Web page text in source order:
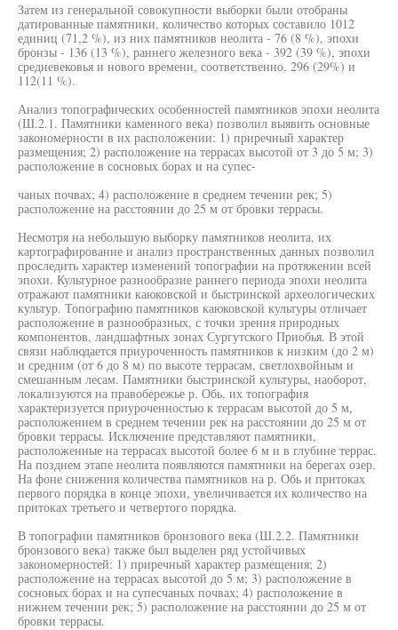
Затем из генеральной совокупности выборки были отобраны
датированные памятники, количество которых составило 1012
единиц (71,2 %), из них памятников неолита - 76 (8 %), эпохи
бронзы - 136 (13 %), раннего железного века - 392 (39 %), эпохи
средневековья и нового времени, соответственно, 296 (29%) и
112(11 %).
Анализ топографических особенностей памятников эпохи неолита
(Ш.2.1. Памятники каменного века) позволил выявить основные
закономерности в их расположении: 1) приречный характер
размещения; 2) расположение на террасах высотой от 3 до 5 м; 3)
расположение в сосновых борах и на супес-
чаных почвах; 4) расположение в среднем течении рек; 5)
расположение на расстоянии до 25 м от бровки террасы.
Несмотря на небольшую выборку памятников неолита, их
картографирование и анализ пространственных данных позволил
проследить характер изменений топографии на протяжении всей
эпохи. Культурное разнообразие раннего периода эпохи неолита
отражают памятники каюковской и быстринской археологических
культур. Топографию памятников каюковской культуры отличает
расположение в разнообразных, с точки зрения природных
компонентов, ландшафтных зонах Сургутского Приобья. В этой
связи наблюдается приуроченность памятников к низким (до 2 м)
и средним (от 6 до 8 м) по высоте террасам, светлохвойным и
смешанным лесам. Памятники быстринской культуры, наоборот,
локализуются на правобережье р. Обь, их топография
характеризуется приуроченностью к террасам высотой до 5 м,
расположением в среднем течении рек на расстоянии до 25 м от
бровки террасы. Исключение представляют памятники,
расположенные на террасах высотой более 6 м и в глубине террас.
На позднем этапе неолита появляются памятники на берегах озер.
На фоне снижения количества памятников на р. Обь и притоках
первого порядка в конце эпохи, увеличивается их количество на
притоках третьего и четвертого порядка.
В топографии памятников бронзового века (Ш.2.2. Памятники
бронзового века) также был выделен ряд устойчивых
закономерностей: 1) приречный характер размещения; 2)
расположение на террасах высотой до 5 м; 3) расположение в
сосновых борах и на супесчаных почвах; 4) расположение в
нижнем течении рек; 5) расположение на расстоянии до 25 м от
бровки террасы.